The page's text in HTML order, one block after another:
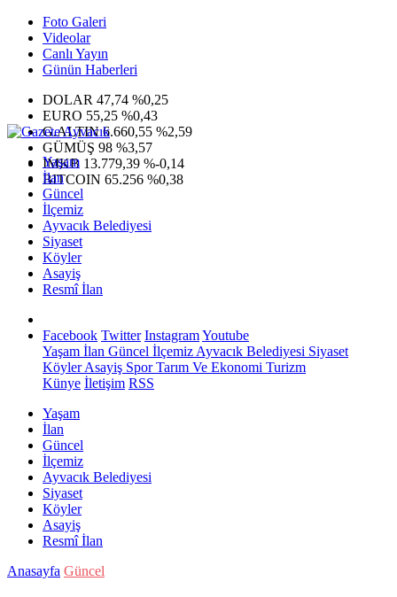
Foto Galeri
Videolar
Canlı Yayın
Günün Haberleri
DOLAR 47,74 %0,25
EURO 55,25 %0,43
G.ALTIN6.660,55 %2,59
GÜMÜŞ 98 %3,57
IMKB 13.779,39 %-0,14
BITCOIN 65.256 %0,38
Yaşam
İlan
Güncel
İlçemiz
Ayvacık Belediyesi
Siyaset
Köyler
Asayiş
Resmî İlan
Facebook Twitter InstagramYoutube
Yaşam İlan Güncel İlçemiz Ayvacık Belediyesi Siyaset
KöylerAsayiş SporTarım Ve Ekonomi Turizm
Künye İletişim RSS
Yaşam
İlan
Güncel
İlçemiz
Ayvacık Belediyesi
Siyaset
Köyler
Asayiş
Resmî İlan
Anasayfa Güncel